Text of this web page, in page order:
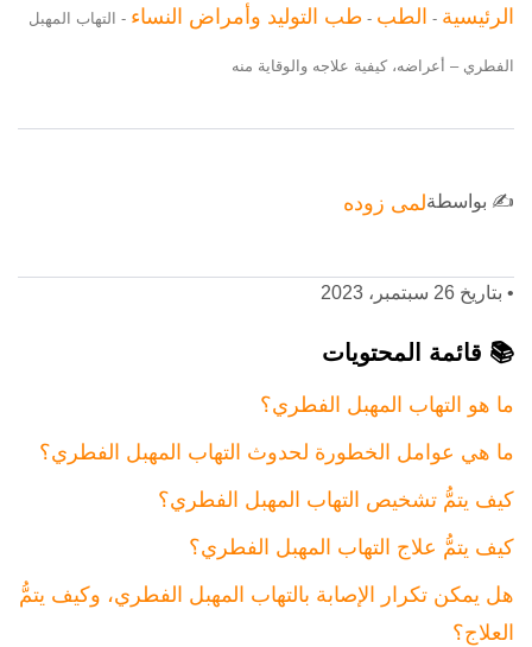
الرئيسية - الطب - طب التوليد وأمراض النساء - التهاب المهبل
الفطري – أعراضه، كيفية علاجه والوقاية منه
✍️ بواسطةلمى زوده
• بتاريخ 26 سبتمبر، 2023
📚 قائمة المحتويات
ما هو التهاب المهبل الفطري؟
ما هي عوامل الخطورة لحدوث التهاب المهبل الفطري؟
كيف يتمُّ تشخيص التهاب المهبل الفطري؟
كيف يتمُّ علاج التهاب المهبل الفطري؟
هل يمكن تكرار الإصابة بالتهاب المهبل الفطري، وكيف يتمُّ
العلاج؟